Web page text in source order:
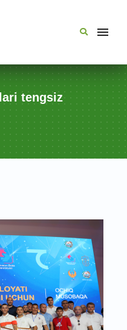
tengsiz